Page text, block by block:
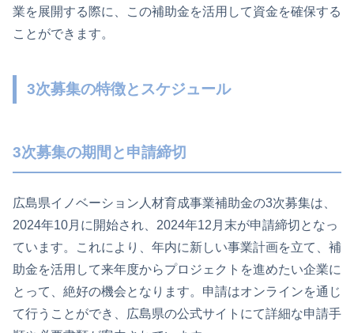
業を展開する際に、この補助金を活用して資金を確保する
ことができます。
3次募集の特徴とスケジュール
3次募集の期間と申請締切
広島県イノベーション人材育成事業補助金の3次募集は、
2024年10月に開始され、2024年12月末が申請締切となっ
ています。これにより、年内に新しい事業計画を立て、補
助金を活用して来年度からプロジェクトを進めたい企業に
とって、絶好の機会となります。申請はオンラインを通じ
て行うことができ、広島県の公式サイトにて詳細な申請手